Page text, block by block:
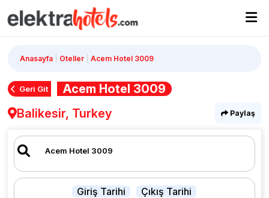
Anasayfa Oteller Acem Hotel 3009
Geri Git
Acem Hotel 3009
Balikesir, Turkey
Paylaş
Giriş Tarihi Çıkış Tarihi